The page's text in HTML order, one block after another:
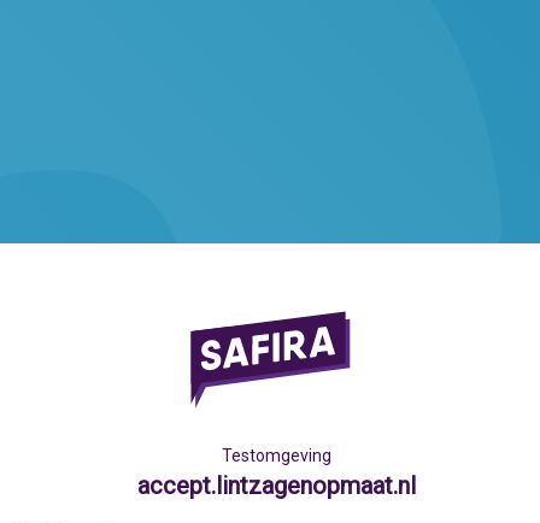
Testomgeving
accept.lintzagenopmaat.nl